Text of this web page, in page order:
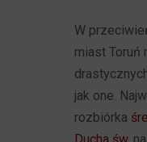
W
miast Toruń
jak one.
rozbiórka